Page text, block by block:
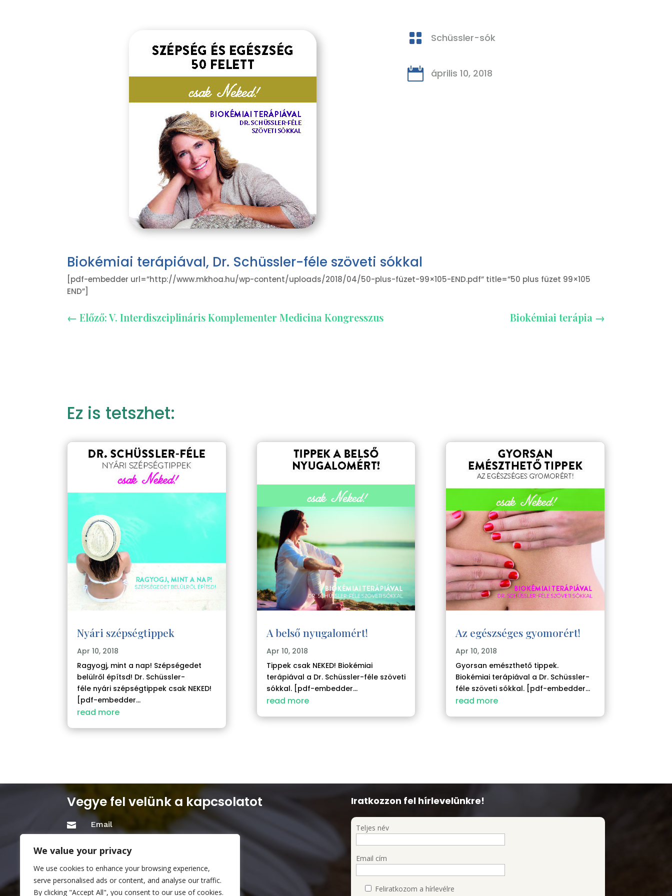
We value your privacy
We use cookies to enhance your browsing experience,
serve personalised ads or content, and analyse our traffic.
By clicking "Accept All", you consent to our use of cookies.
 Schüssler-sók
 április 10, 2018
Biokémiai terápiával, Dr. Schüssler-féle szöveti sókkal
[pdf-embedder url=”http://www.mkhoa.hu/wp-content/uploads/2018/04/50-plus-füzet-99×105-END.pdf” title=”50 plus füzet 99×105
END”]
←Előző: V. Interdiszciplináris Komplementer Medicina Kongresszus Biokémiai terápia →
Ez is tetszhet:
Nyári szépségtippek
Apr 10, 2018
Ragyogj, mint a nap! Szépségedet
belülről építsd! Dr. Schüssler-
féle nyári szépségtippek csak NEKED!
[pdf-embedder...
read more
A belső nyugalomért!
Apr 10, 2018
Tippek csak NEKED! Biokémiai
terápiával a Dr. Schüssler-féle szöveti
sókkal. [pdf-embedder...
read more
Az egészséges gyomorért!
Apr 10, 2018
Gyorsan emészthető tippek.
Biokémiai terápiával a Dr. Schüssler-
féle szöveti sókkal. [pdf-embedder...
read more
Vegye fel velünk a kapcsolatot
 Email
 Cím
1111 Budapest, Bartók Béla u.28. I/1.
Iratkozzon fel hírlevelünkre!
Teljes név
Email cím
Feliratkozom a hírlevélre